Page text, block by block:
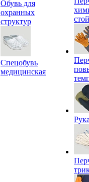
Обувь для
охранных
структур
Спецобувь
медицинская